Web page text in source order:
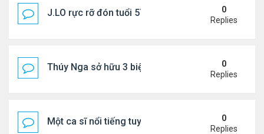
J.LO rực rỡ đón tuổi 57 trên đất Âu
0
Replies
Thúy Nga sở hữu 3 biệt thự triệu USD ở Mỹ
0
Replies
Một ca sĩ nổi tiếng tuyên bố không thu tiền tác
0
Replies